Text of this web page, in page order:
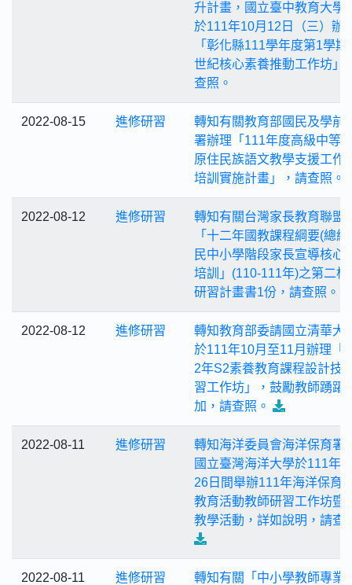
升計畫，國立臺中教育大學
於111年10月12日（三）辦
「彰化縣111學年度第1學期
世紀核心素養推動工作坊」
查照。
2022-08-15 進修研習
轉知有關教育部國民及學前
署辦理「111年度高級中等
原住民族語文教學支援工作
培訓實施計畫」，請查照。
2022-08-12 進修研習
轉知有關台灣家長教育聯盟
「十二年國教課程綱要(總綱
民中小學階段家長宣導核心
培訓」(110-111年)之第二梯
研習計畫書1份，請查照。
2022-08-12 進修研習
轉知教育部委請國立清華大
於111年10月至11月辦理「
2年S2素養教育課程設計技
習工作坊」，鼓勵教師踴躍
加，請查照。
2022-08-11 進修研習
轉知海洋委員會海洋保育署
國立臺灣海洋大學於111年9
26日間舉辦111年海洋保育
教育活動教師研習工作坊暨
教學活動，詳如說明，請查
2022-08-11 進修研習
轉知有關「中小學教師專業